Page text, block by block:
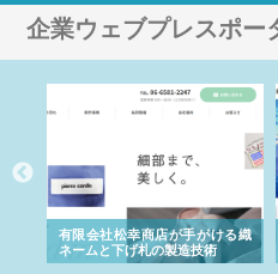
企業ウェブプレスポー
有限会社松幸商店が手がける織
ネームと下げ札の製造技術